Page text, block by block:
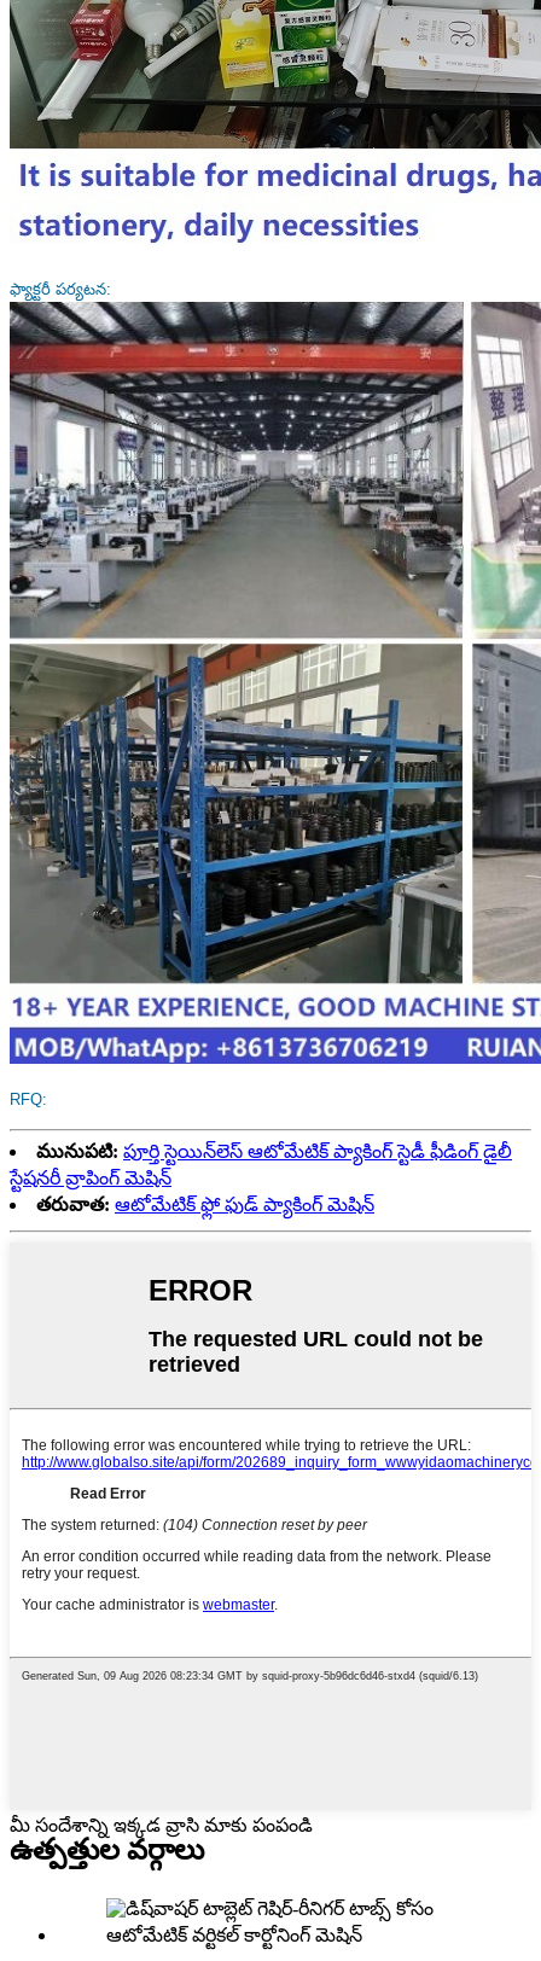
ఫ్యాక్టరీ పర్యటన:
RFQ:
మునుపటి: పూర్తి స్టెయిన్‌లెస్ ఆటోమేటిక్ ప్యాకింగ్ స్టెడీ ఫీడింగ్ డైలీ
స్టేషనరీ వ్రాపింగ్ మెషిన్
తరువాత: ఆటోమేటిక్ ఫ్లో ఫుడ్ ప్యాకింగ్ మెషిన్
మీ సందేశాన్ని ఇక్కడ వ్రాసి మాకు పంపండి
ఉత్పత్తుల వర్గాలు